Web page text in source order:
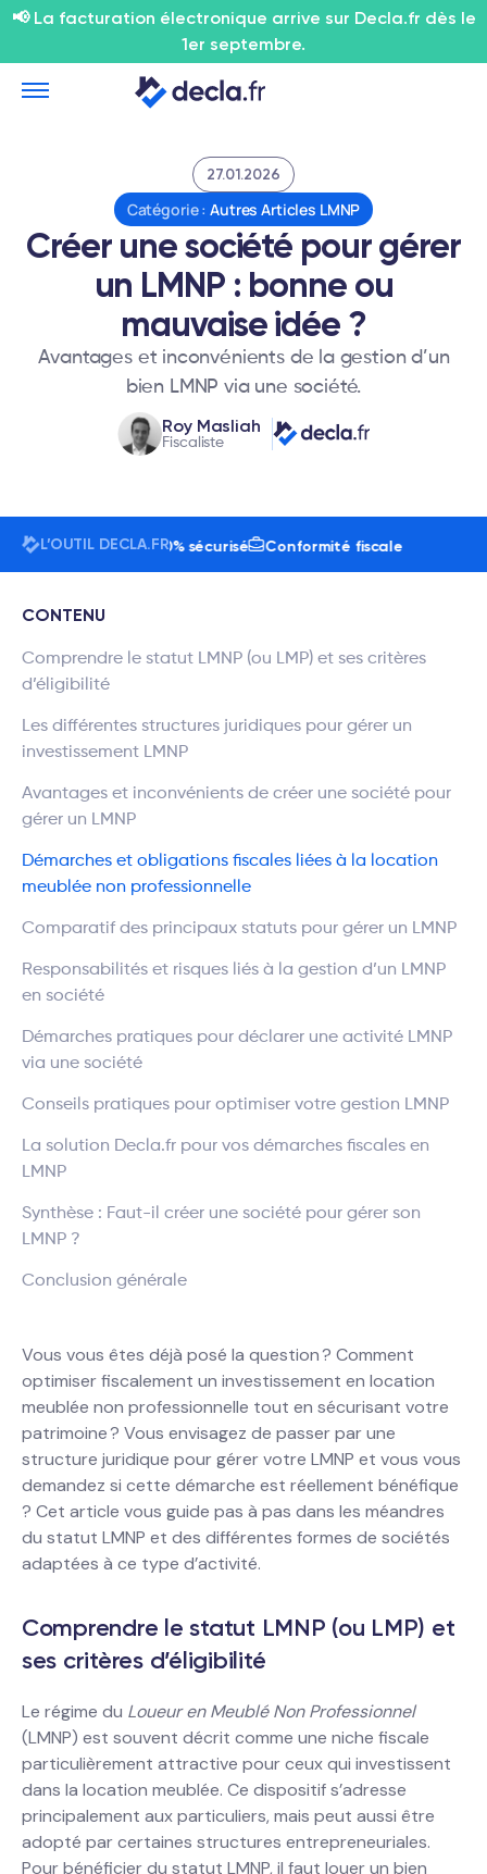
📢 La facturation électronique arrive sur Decla.fr dès le
1er septembre.
Catégorie :Autres Articles LMNP
27.01.2026
Créer une société pour gérer
un LMNP : bonne ou
mauvaise idée ?
Avantages et inconvénients de la gestion d’un
bien LMNP via une société.
Roy Masliah
Fiscaliste
L’OUTIL DECLA.FR
24h/7j 100% sécurisé Conformité fiscale
CONTENU
Comprendre le statut LMNP (ou LMP) et ses critères
d’éligibilité
Les différentes structures juridiques pour gérer un
investissement LMNP
Avantages et inconvénients de créer une société pour
gérer un LMNP
Démarches et obligations fiscales liées à la location
meublée non professionnelle
Comparatif des principaux statuts pour gérer un LMNP
Responsabilités et risques liés à la gestion d’un LMNP
en société
Démarches pratiques pour déclarer une activité LMNP
via une société
Conseils pratiques pour optimiser votre gestion LMNP
La solution Decla.fr pour vos démarches fiscales en
LMNP
Synthèse : Faut-il créer une société pour gérer son
LMNP ?
Conclusion générale
Vous vous êtes déjà posé la question ? Comment
optimiser fiscalement un investissement en location
meublée non professionnelle tout en sécurisant votre
patrimoine ? Vous envisagez de passer par une
structure juridique pour gérer votre LMNP et vous vous
demandez si cette démarche est réellement bénéfique
? Cet article vous guide pas à pas dans les méandres
du statut LMNP et des différentes formes de sociétés
adaptées à ce type d’activité.
Comprendre le statut LMNP (ou LMP) et
ses critères d’éligibilité
Le régime du Loueur en Meublé Non Professionnel
(LMNP) est souvent décrit comme une niche fiscale
particulièrement attractive pour ceux qui investissent
dans la location meublée. Ce dispositif s’adresse
principalement aux particuliers, mais peut aussi être
adopté par certaines structures entrepreneuriales.
Pour bénéficier du statut LMNP, il faut louer un bien